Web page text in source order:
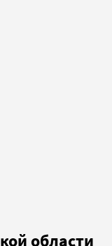
области